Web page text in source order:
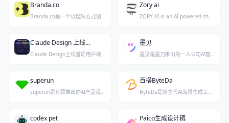
Branda.co
Branda.co是一个以趣味方式创建和管理品牌的创新平台，让品牌建设变得轻松有趣。
Zory ai
ZORY AI is an AI-powered shopping and commerce platform that helps users visualize, design, and furnish spaces with real products from merchant inventory.
Claude Design 上线首周用户破百万，和 Claude Code 共享 AI 配额
Claude Design上线首周用户破百万，并与Claude Code共享AI配额，加速颠覆传统设计软件市场。
墨见
墨见是墨刀推出的一人公司AI智能体，提供24小时全天候的全栈虚拟团队服务，帮助个人创业者高效完成产品设计与协作任务。
superun
superun是有赞推出的AI产品设计和应用构建工具，无需编程即可智能生成专业应用和网站。
百搭ByteDa
ByteDa是新生代AI海报生成工具，文字描述即可一键出原创海报，摆脱模板限制。
codex pet Paico生成设计稿